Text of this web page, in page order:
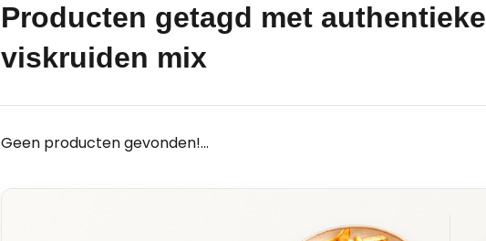
Producten getagd met authentieke
viskruiden mix
Geen producten gevonden!...